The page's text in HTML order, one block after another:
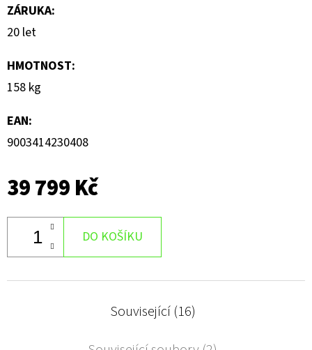
ZÁRUKA:
20 let
HMOTNOST:
158 kg
EAN:
9003414230408
39 799 Kč
DO KOŠÍKU
Související (16)